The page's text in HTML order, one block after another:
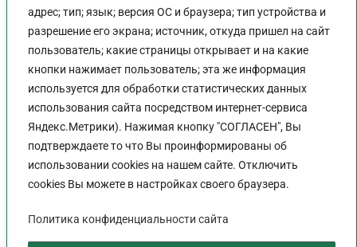
адрес; тип; язык; версия ОС и браузера; тип устройства и
разрешение его экрана; источник, откуда пришел на сайт
пользователь; какие страницы открывает и на какие
кнопки нажимает пользователь; эта же информация
используется для обработки статистических данных
использования сайта посредством интернет-сервиса
Яндекс.Метрики). Нажимая кнопку "СОГЛАСЕН", Вы
подтверждаете то что Вы проинформированы об
использовании cookies на нашем сайте. Отключить
cookies Вы можете в настройках своего браузера.
Политика конфиденциальности сайта
График работы
Пн-Пт:9:00 - 18:00
Перерыв:13:00 - 14:00
Выходной:Сб - Вс